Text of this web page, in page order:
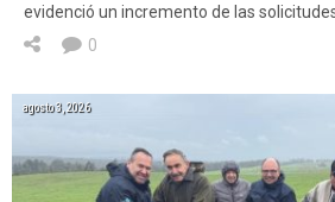
evidenció un incremento de las
0
agosto 3, 2026